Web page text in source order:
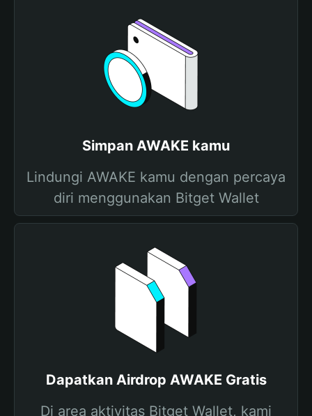
Simpan AWAKE kamu
Lindungi AWAKE kamu dengan percaya
diri menggunakan Bitget Wallet
Dapatkan Airdrop AWAKE Gratis
Di area aktivitas Bitget Wallet, kami